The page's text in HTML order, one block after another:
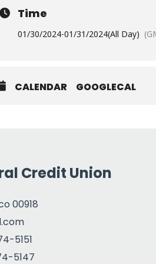
Time
01/30/2024-01/31/2024(All Day)
CALENDAR GOOGLECAL
Credit Union
00918
5151
5147